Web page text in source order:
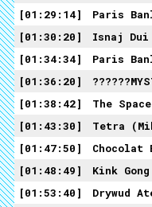
01:29:14
Paris
01:30:20
Isnaj Dui
01:34:34
Paris
01:36:20
01:38:42
The
01:43:30
Tetra
01:47:50
01:48:49
Kink Gong
01:53:40
Drywud